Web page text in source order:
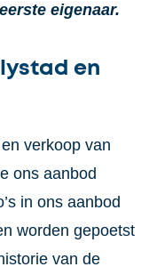
eigenaar.
en
verkoop van
ons aanbod
in ons aanbod
worden gepoetst
van de